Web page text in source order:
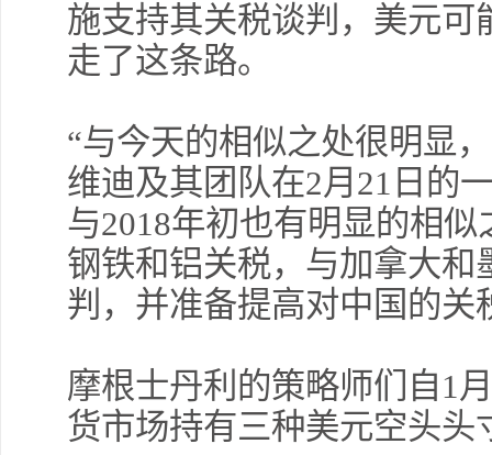
施支持其关税谈判，美元
走了这条路。
“与今天的相似之处很明显
维迪及其团队在2月21日的
与2018年初也有明显的相
钢铁和铝关税，与加拿大
判，并准备提高对中国的关
摩根士丹利的策略师们自1
货市场持有三种美元空头头